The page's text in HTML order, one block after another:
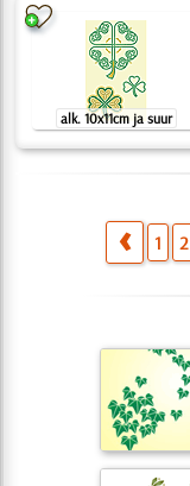
alk. 10x11cm ja suur
1 2